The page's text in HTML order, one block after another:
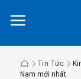
đến
dung
Tin Tức
Nam mới nhất